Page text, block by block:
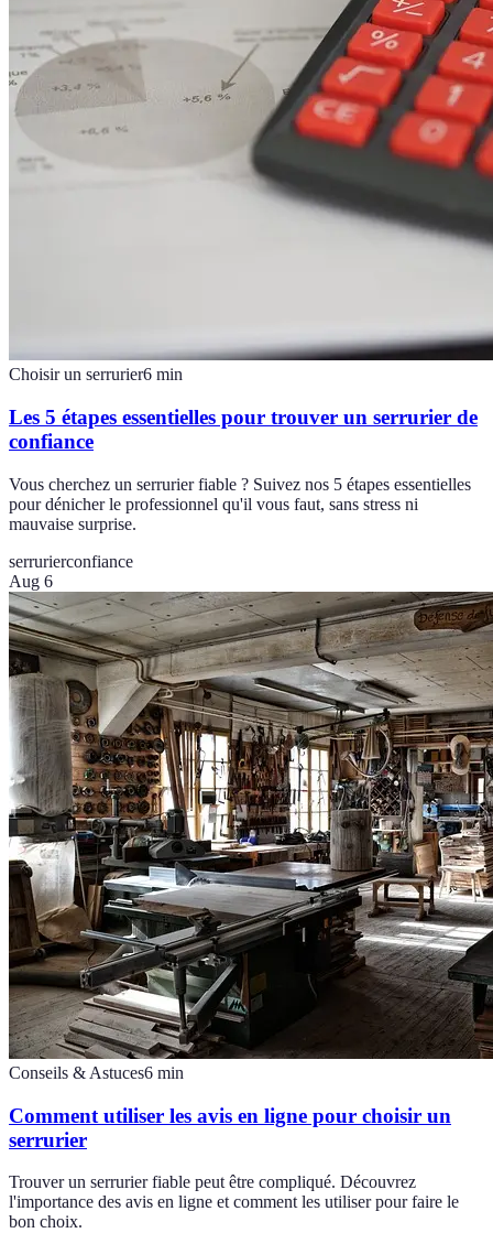
Choisir un serrurier6 min
Les 5 étapes essentielles pour trouver un serrurier de
confiance
Vous cherchez un serrurier fiable ? Suivez nos 5 étapes essentielles
pour dénicher le professionnel qu'il vous faut, sans stress ni
mauvaise surprise.
serrurierconfiance
Aug 6
Conseils & Astuces6 min
Comment utiliser les avis en ligne pour choisir un
serrurier
Trouver un serrurier fiable peut être compliqué. Découvrez
l'importance des avis en ligne et comment les utiliser pour faire le
bon choix.